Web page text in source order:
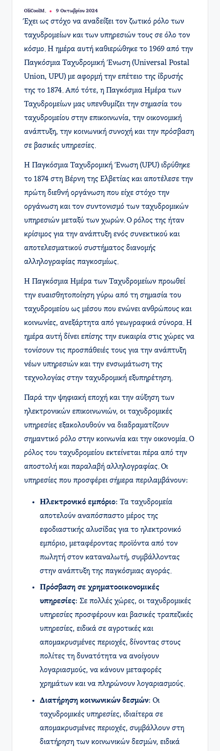
Συγγραφέας:
OliCoolM. 9 Οκτωβρίου 2024
Έχει ως στόχο να αναδείξει τον ζωτικό ρόλο των
ταχυδρομείων και των υπηρεσιών τους σε όλο τον
κόσμο. Η ημέρα αυτή καθιερώθηκε το 1969 από την
Παγκόσμια Ταχυδρομική Ένωση (Universal Postal
Union, UPU) με αφορμή την επέτειο της ίδρυσής
της το 1874. Από τότε, η Παγκόσμια Ημέρα των
Ταχυδρομείων μας υπενθυμίζει την σημασία του
ταχυδρομείου στην επικοινωνία, την οικονομική
ανάπτυξη, την κοινωνική συνοχή και την πρόσβαση
σε βασικές υπηρεσίες.
Η Παγκόσμια Ταχυδρομική Ένωση (UPU) ιδρύθηκε
το 1874 στη Βέρνη της Ελβετίας και αποτέλεσε την
πρώτη διεθνή οργάνωση που είχε στόχο την
οργάνωση και τον συντονισμό των ταχυδρομικών
υπηρεσιών μεταξύ των χωρών. Ο ρόλος της ήταν
κρίσιμος για την ανάπτυξη ενός συνεκτικού και
αποτελεσματικού συστήματος διανομής
αλληλογραφίας παγκοσμίως.
Η Παγκόσμια Ημέρα των Ταχυδρομείων προωθεί
την ευαισθητοποίηση γύρω από τη σημασία του
ταχυδρομείου ως μέσου που ενώνει ανθρώπους και
κοινωνίες, ανεξάρτητα από γεωγραφικά σύνορα. Η
ημέρα αυτή δίνει επίσης την ευκαιρία στις χώρες να
τονίσουν τις προσπάθειές τους για την ανάπτυξη
νέων υπηρεσιών και την ενσωμάτωση της
τεχνολογίας στην ταχυδρομική εξυπηρέτηση.
Παρά την ψηφιακή εποχή και την αύξηση των
ηλεκτρονικών επικοινωνιών, οι ταχυδρομικές
υπηρεσίες εξακολουθούν να διαδραματίζουν
σημαντικό ρόλο στην κοινωνία και την οικονομία. Ο
ρόλος του ταχυδρομείου εκτείνεται πέρα από την
αποστολή και παραλαβή αλληλογραφίας. Οι
υπηρεσίες που προσφέρει σήμερα περιλαμβάνουν:
Ηλεκτρονικό εμπόριο: Τα ταχυδρομεία
αποτελούν αναπόσπαστο μέρος της
εφοδιαστικής αλυσίδας για το ηλεκτρονικό
εμπόριο, μεταφέροντας προϊόντα από τον
πωλητή στον καταναλωτή, συμβάλλοντας
στην ανάπτυξη της παγκόσμιας αγοράς.
Πρόσβαση σε χρηματοοικονομικές
υπηρεσίες: Σε πολλές χώρες, οι ταχυδρομικές
υπηρεσίες προσφέρουν και βασικές τραπεζικές
υπηρεσίες, ειδικά σε αγροτικές και
απομακρυσμένες περιοχές, δίνοντας στους
πολίτες τη δυνατότητα να ανοίγουν
λογαριασμούς, να κάνουν μεταφορές
χρημάτων και να πληρώνουν λογαριασμούς.
Διατήρηση κοινωνικών δεσμών: Οι
ταχυδρομικές υπηρεσίες, ιδιαίτερα σε
απομακρυσμένες περιοχές, συμβάλλουν στη
διατήρηση των κοινωνικών δεσμών, ειδικά